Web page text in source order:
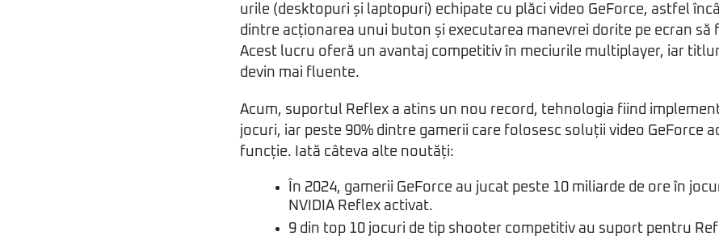
urile (desktopuri și laptopuri) echipate cu plăci video GeForce, astfel
dintre acționarea unui buton și executarea manevrei dorite pe ecran să
Acest lucru oferă un avantaj competitiv în meciurile multiplayer, iar
devin mai fluente.
Acum, suportul Reflex a atins un nou record, tehnologia fiind
jocuri, iar peste 90% dintre gamerii care folosesc soluții video GeForce
funcție. Iată câteva alte noutăți:
În 2024, gamerii GeForce au jucat peste 10 miliarde de ore în
NVIDIA Reflex activat.
9 din top 10 jocuri de tip shooter competitiv au suport pentru